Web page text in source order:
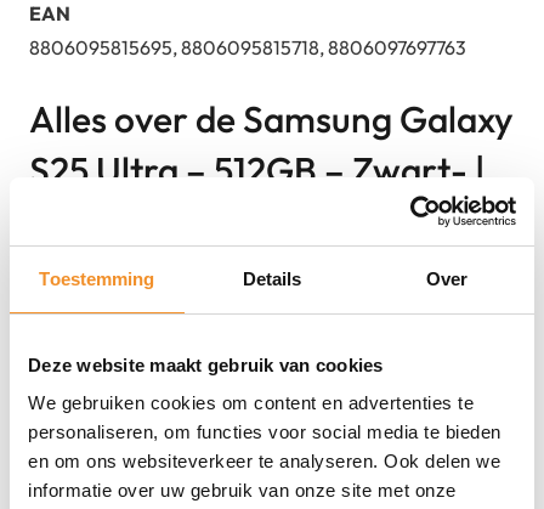
Toestemming Details Over
Deze website maakt gebruik van cookies
We gebruiken cookies om content en advertenties te
personaliseren, om functies voor social media te bieden
en om ons websiteverkeer te analyseren. Ook delen we
informatie over uw gebruik van onze site met onze
EAN
8806095815695, 8806095815718, 8806097697763
Alles over de Samsung Galaxy
S25 Ultra – 512GB – Zwart- |